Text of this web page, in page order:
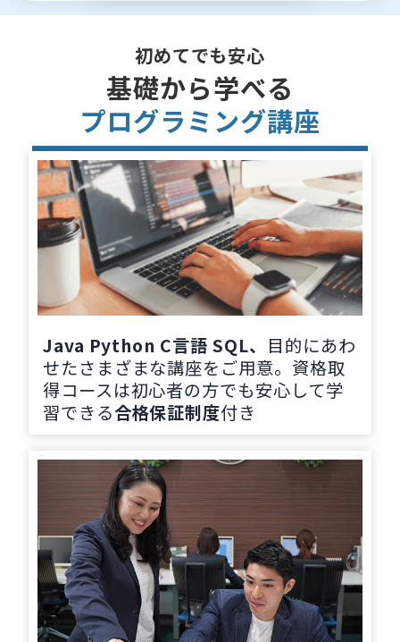
初めてでも安心
基礎から学べる
プログラミング講座
Java Python C言語 SQL、 目的にあわ
せたさまざまな講座をご用意。資格取
得コースは初心者の方でも安心して学
習できる合格保証制度付き